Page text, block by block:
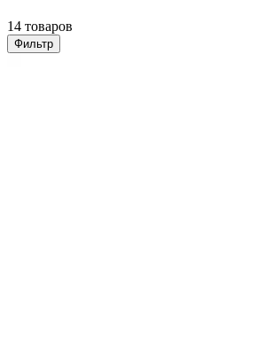
14 товаров
Фильтр